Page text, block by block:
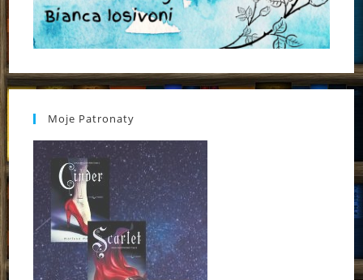
Moje Patronaty